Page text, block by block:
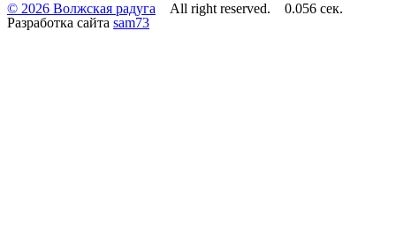
© 2026 Волжская радуга All right reserved. 0.056 сек.
Разработка сайта sam73